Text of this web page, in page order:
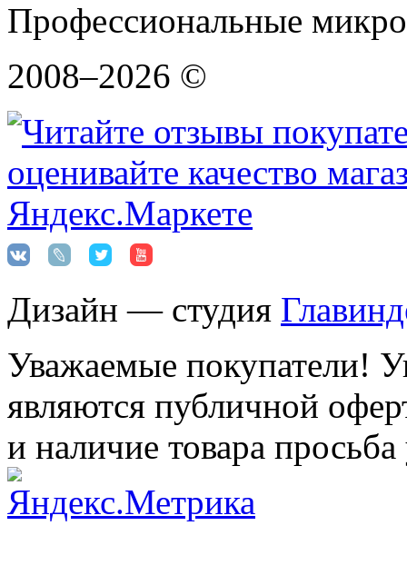
Профессиональные
2008–2026 ©
Дизайн — студия
Уважаемые покупатели!
являются публичной
и наличие товара